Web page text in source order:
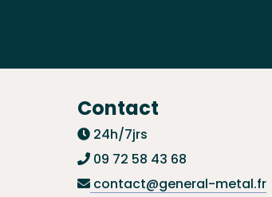
Contact
24h/7jrs
09 72 58 43 68
contact@general-metal.fr